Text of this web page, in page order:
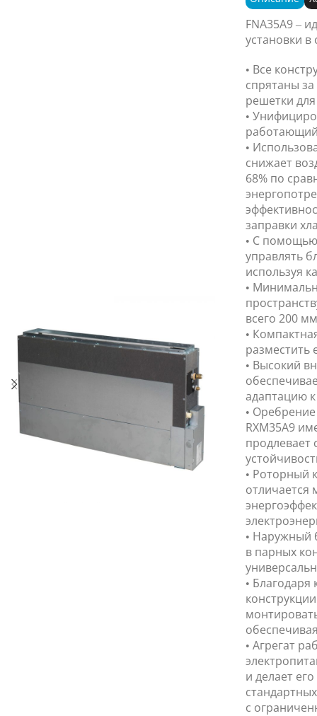
FNA35A9 –
установки в
• Все
спрятаны
решетки
•
работающий
•
снижает
68% по
заправки
• С
управлять
используя
•
всего 200
•
• Высокий
адаптацию
•
RXM35A9
продлевает
• Роторный
• Наружный
в парных
•
• Агрегат
и делает
с